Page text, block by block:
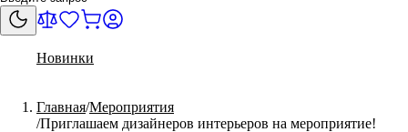
Новинки
Главная Мероприятия
Приглашаем дизайнеров интерьеров на мероприятие!